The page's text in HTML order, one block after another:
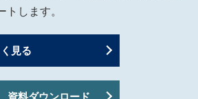
トします。
見る
資料ダウンロード